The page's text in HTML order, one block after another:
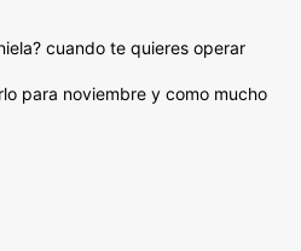
cuando te quieres operar
para noviembre y como mucho